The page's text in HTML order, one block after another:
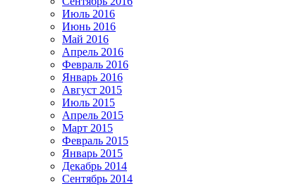
Июль 2016
Июнь 2016
Май 2016
Апрель 2016
Февраль 2016
Январь 2016
Август 2015
Июль 2015
Апрель 2015
Март 2015
Февраль 2015
Январь 2015
Декабрь 2014
Сентябрь 2014